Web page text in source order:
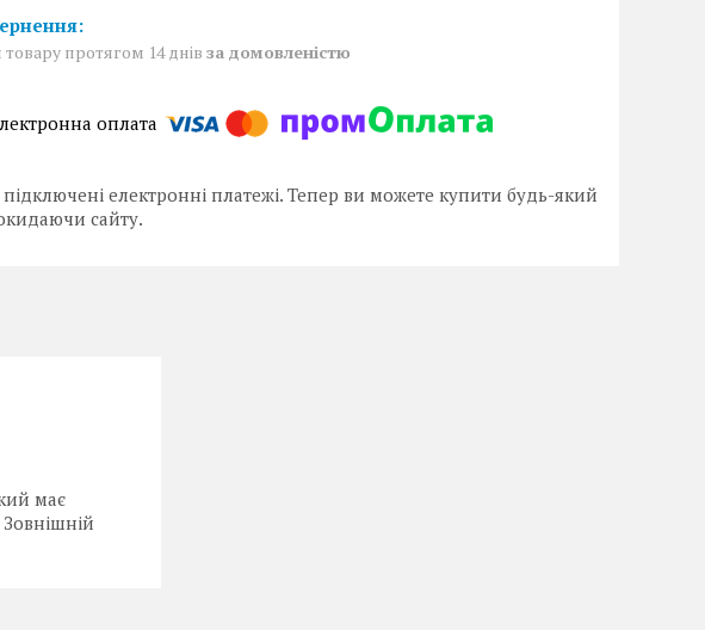
протягом 14 днів за домовленістю
електронні платежі. Тепер ви можете купити будь-який
сайту.
має